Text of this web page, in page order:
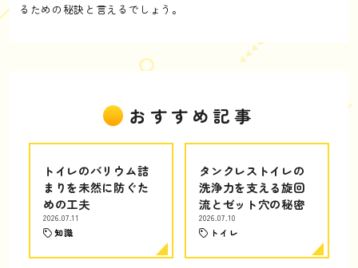
るための秘訣と言えるでしょう。
おすすめ記事
トイレのバリウム詰
まりを未然に防ぐた
めの工夫
2026.07.11
知識
タンクレストイレの
洗浄力を支える旋回
流とゼット穴の秘密
2026.07.10
トイレ